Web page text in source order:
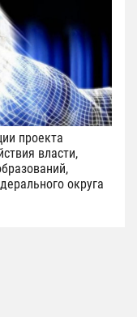
проекта
власти,
округа